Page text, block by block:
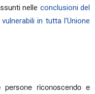
nelle conclusioni del
in tutta l'Unione
riconoscendo e